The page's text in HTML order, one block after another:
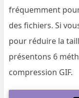
fréquemment
des fichiers. Si
pour réduire la
présentons 6
compression GIF.